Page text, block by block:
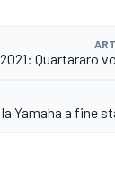
Quartararo
Yamaha a fine